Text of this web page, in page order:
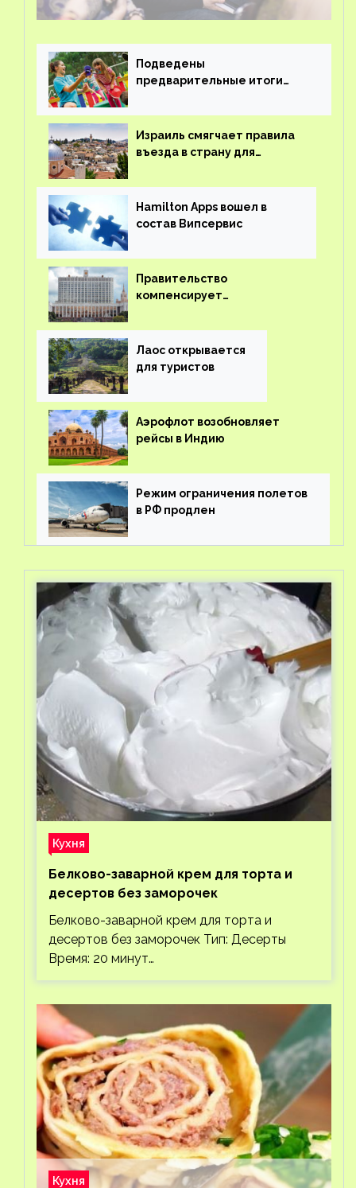
Подведены
предварительные итоги
Израиль смягчает правила
въезда в страну для
Hamilton Apps вошел в
состав Випсервис
Правительство
компенсирует
вывоз россиян из-за рубежа
Лаос открывается
для туристов
Аэрофлот возобновляет
рейсы в Индию
Режим ограничения полетов
в РФ продлен
Кухня
Белково-заварной крем для торта и
десертов без заморочек
Белково-заварной крем для торта и
десертов без заморочек Тип: Десерты
Время: 20 минут…
Кухня